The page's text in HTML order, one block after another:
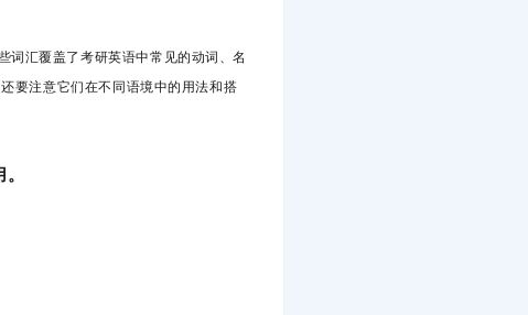
词汇覆盖了考研英语中常见的动词、名
要注意它们在不同语境中的用法和搭